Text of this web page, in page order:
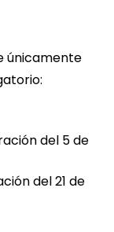
únicamente
del 5 de
del 21 de